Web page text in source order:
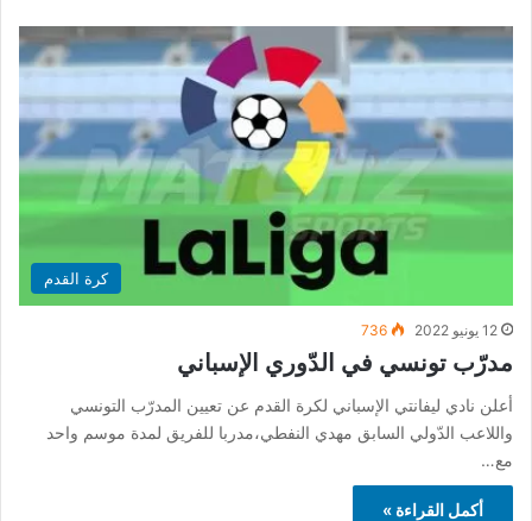
كرة القدم
12 يونيو 2022 736
مدرّب تونسي في الدّوري الإسباني
أعلن نادي ليفانتي الإسباني لكرة القدم عن تعيين المدرّب التونسي
واللاعب الدّولي السابق مهدي النفطي،مدربا للفريق لمدة موسم واحد
مع…
أكمل القراءة »